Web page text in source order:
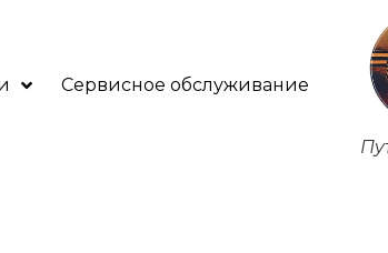
Сервисное обслуживание